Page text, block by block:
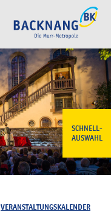
SCHNELL-
AUSWAHL
VERANSTALTUNGSKALENDER